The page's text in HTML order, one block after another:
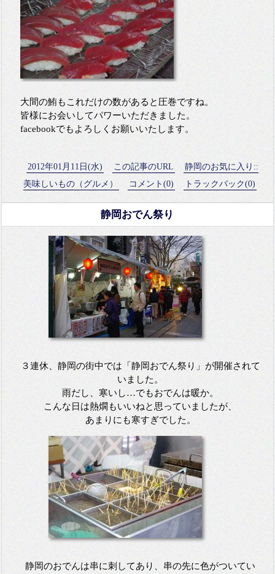
大間の鮪もこれだけの数があると圧巻ですね。
皆様にお会いしてパワーいただきました。
facebookでもよろしくお願いいたします。
2012年01月11日(水) この記事のURL
静岡のお気に入り::
美味しいもの（グルメ）
コメント(0) トラックバック(0)
静岡おでん祭り
３連休、静岡の街中では「静岡おでん祭り」が開催されて
いました。
雨だし、寒いし…でもおでんは暖か。
こんな日は熱燗もいいねと思っていましたが、
あまりにも寒すぎでした。
静岡のおでんは串に刺してあり、串の先に色がついてい